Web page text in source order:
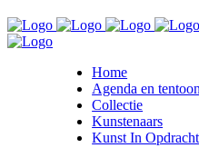
Home
Agenda en
Collectie
Kunstenaars
Kunst In Opdracht